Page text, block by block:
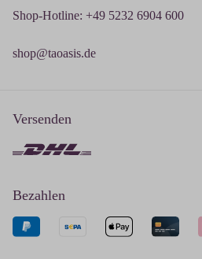
Shop-Hotline: +49 5232 6904 600
shop@taoasis.de
Versenden
Bezahlen